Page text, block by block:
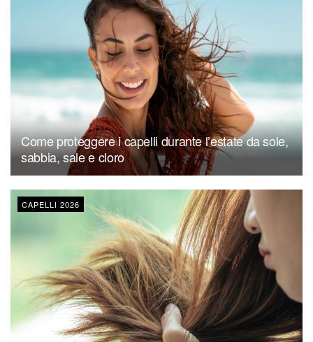
Come proteggere i capelli durante l’estate da sole,
sabbia, sale e cloro
CAPELLI 2026